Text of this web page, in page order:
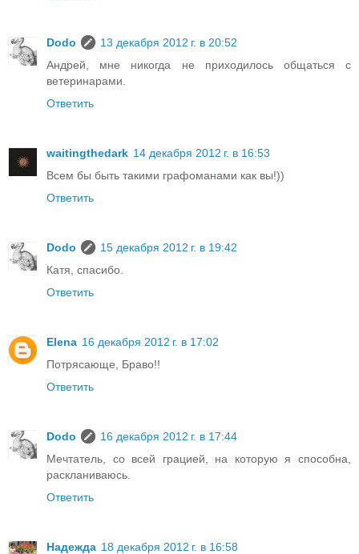
Dodo
13 декабря 2012 г. в 20:52
Андрей, мне никогда не приходилось общаться с
ветеринарами.
Ответить
waitingthedark 14 декабря 2012 г. в 16:53
Всем бы быть такими графоманами как вы!))
Ответить
Dodo
15 декабря 2012 г. в 19:42
Катя, спасибо.
Ответить
Elena 16 декабря 2012 г. в 17:02
Потрясающе, Браво!!
Ответить
Dodo
16 декабря 2012 г. в 17:44
Мечтатель, со всей грацией, на которую я способна,
раскланиваюсь.
Ответить
Надежда 18 декабря 2012 г. в 16:58